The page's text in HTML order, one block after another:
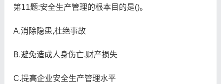
第11题:安全生产管理的根本目的是()。
A.消除隐患,杜绝事故
B.避免造成人身伤亡,财产损失
C.提高企业安全生产管理水平